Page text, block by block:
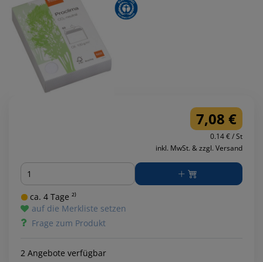
7,08 €
0.14 € / St
inkl. MwSt. & zzgl. Versand
Menge
ca. 4 Tage ²⁾
auf die Merkliste setzen
Frage zum Produkt
2 Angebote verfügbar